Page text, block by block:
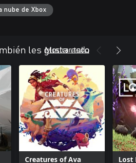
nube de Xbox
les gusta esto
Mostrar todo
Creatures of Ava Lost